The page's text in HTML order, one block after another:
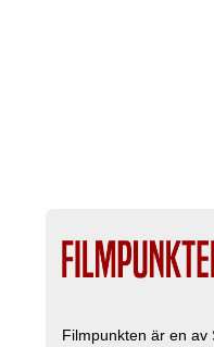
Filmpunkten är en av